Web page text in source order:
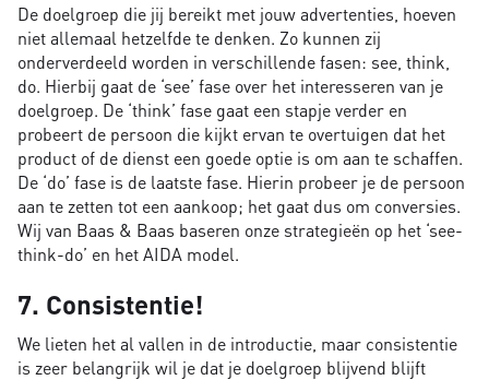
De doelgroep die jij bereikt met jouw advertenties, hoeven
niet allemaal hetzelfde te denken. Zo kunnen zij
onderverdeeld worden in verschillende fasen: see, think,
do. Hierbij gaat de ‘see’ fase over het interesseren van je
doelgroep. De ‘think’ fase gaat een stapje verder en
probeert de persoon die kijkt ervan te overtuigen dat het
product of de dienst een goede optie is om aan te schaffen.
De ‘do’ fase is de laatste fase. Hierin probeer je de persoon
aan te zetten tot een aankoop; het gaat dus om conversies.
Wij van Baas & Baas baseren onze strategieën op het ‘see-
think-do’ en het AIDA model.
7. Consistentie!
We lieten het al vallen in de introductie, maar consistentie
is zeer belangrijk wil je dat je doelgroep blijvend blijft